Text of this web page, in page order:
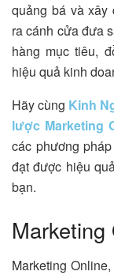
quảng bá và xây
ra cánh cửa đưa
hàng mục tiêu,
hiệu quả kinh
Hãy cùng Kinh
lược Marketing
các phương
đạt được hiệu
bạn.
Marketing